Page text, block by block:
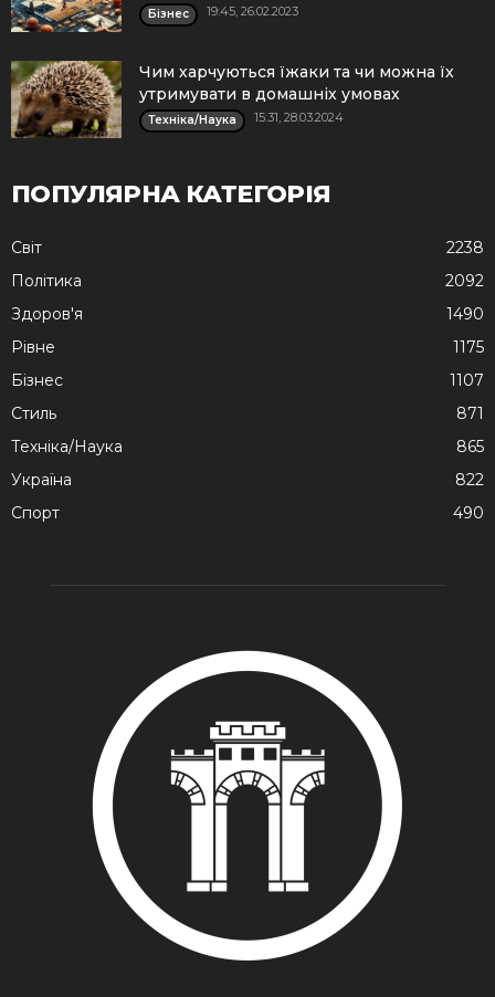
Бізнес 19:45, 26.02.2023
Чим харчуються їжаки та чи можна їх
утримувати в домашніх умовах
Техніка/Наука 15:31, 28.03.2024
ПОПУЛЯРНА КАТЕГОРІЯ
Cвіт
2238
Політика
2092
Здоров'я
1490
Рівне
1175
Бізнес
1107
Стиль
871
Техніка/Наука
865
Україна
822
Спорт
490